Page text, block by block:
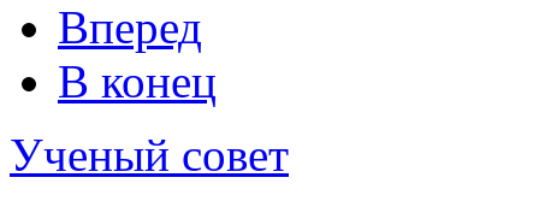
Вперед
В конец
Ученый совет